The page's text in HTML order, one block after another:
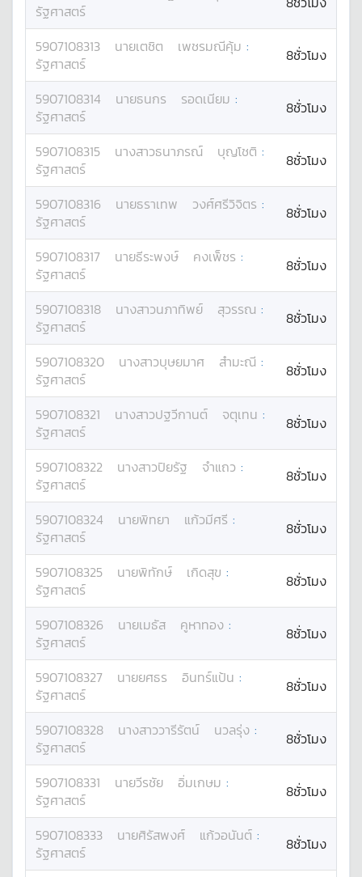
รัฐศาสตร์
5907108313 นายเตชิต เพชรมณีคุ้ม :
รัฐศาสตร์
8ชั่วโมง
5907108314 นายธนกร รอดเนียม :
รัฐศาสตร์
8ชั่วโมง
5907108315 นางสาวธนาภรณ์ บุญโชติ :
รัฐศาสตร์
8ชั่วโมง
5907108316 นายธราเทพ วงศ์ศรีวิจิตร :
รัฐศาสตร์
8ชั่วโมง
5907108317 นายธีระพงษ์ คงเพ็ชร :
รัฐศาสตร์
8ชั่วโมง
5907108318 นางสาวนภาทิพย์ สุวรรณ :
รัฐศาสตร์
8ชั่วโมง
5907108320 นางสาวบุษยมาศ สำมะณี :
รัฐศาสตร์
8ชั่วโมง
5907108321 นางสาวปฐวีกานต์ จตุเทน :
รัฐศาสตร์
8ชั่วโมง
5907108322 นางสาวปิยรัฐ จำแถว :
รัฐศาสตร์
8ชั่วโมง
5907108324 นายพิทยา แก้วมีศรี :
รัฐศาสตร์
8ชั่วโมง
5907108325 นายพิทักษ์ เกิดสุข :
รัฐศาสตร์
8ชั่วโมง
5907108326 นายเมธัส คูหาทอง :
รัฐศาสตร์
8ชั่วโมง
5907108327 นายยศธร อินทร์แป้น :
รัฐศาสตร์
8ชั่วโมง
5907108328 นางสาววารีรัตน์ นวลรุ่ง :
รัฐศาสตร์
8ชั่วโมง
5907108331 นายวีรชัย อิ่มเกษม :
รัฐศาสตร์
8ชั่วโมง
5907108333 นายศิรัสพงศ์ แก้วอนันต์ :
รัฐศาสตร์
8ชั่วโมง